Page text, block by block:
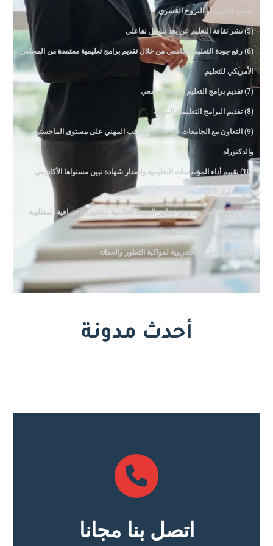
بسبب الحرب أو النزوح القسري
(5) نشر ثقافة التعليم عن بعد بشكل تفاعلي
(6) رفع جودة التعليم الجامعي من خلال تقديم برامج تعليمية معتمدة من المجلس
الأمريكي للتعليم
(7) تقديم برامج التعليم ما بعد الجامعي
(8) تقديم البرامج التعليمية المهنية
(9) التعاون مع الجامعات في مجال التدريب المهني على مستوى الماجستير
والدكتوراه
(10) تقييم أداء المؤسسات التعليمية وإصدار شهادة تبين مستواها الأكاديمي
وفق معايير الأداء
(12) رعاية المهن غير المنظمة أكاديميا
أحدث مدونة
اتصل بنا مجانا